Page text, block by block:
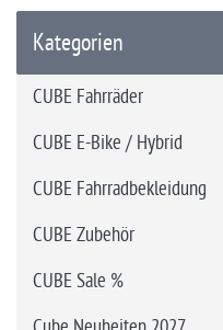
Kategorien
CUBE Fahrräder
CUBE E-Bike / Hybrid
CUBE Fahrradbekleidung
CUBE Zubehör
CUBE Sale %